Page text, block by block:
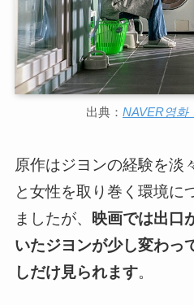
出典： NAVER영화
原作はジヨンの経験を淡
と女性を取り巻く環境に
ましたが、 映画では出口
いたジヨンが少し変わっ
しだけ見られます。